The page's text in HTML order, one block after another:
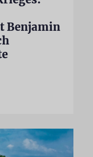
Benjamin